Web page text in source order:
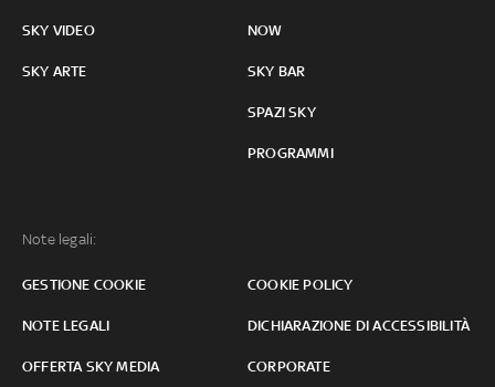
SKY VIDEO
SKY ARTE
NOW
SKY BAR
SPAZI SKY
PROGRAMMI
Note legali:
GESTIONE COOKIE COOKIE POLICY
NOTE LEGALI DICHIARAZIONE DI ACCESSIBILITÀ
OFFERTA SKY MEDIA CORPORATE